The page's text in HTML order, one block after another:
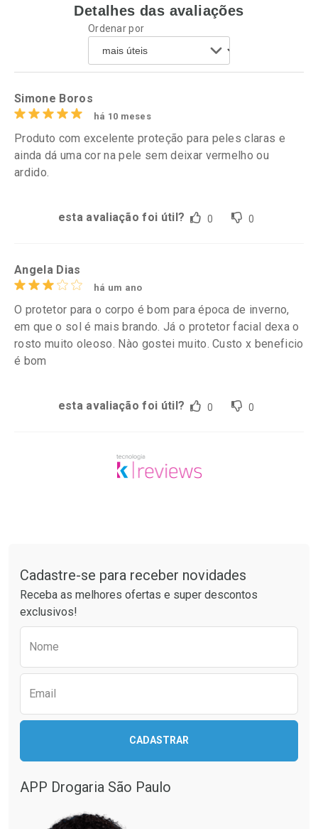
Ativar Desconto
Comprar sem Desconto
Por R$ 52,99/cada
Comprar sem Desconto
Ativar Desconto
Comprar sem Desconto
Por R$ 52,47/cada
Detalhes das avaliações
Ordenar por
Simone Boros
há 10 meses
Produto com excelente proteção para peles claras e
ainda dá uma cor na pele sem deixar vermelho ou
ardido.
esta avaliação foi útil? 0 0
Angela Dias
há um ano
O protetor para o corpo é bom para época de inverno,
em que o sol é mais brando. Já o protetor facial dexa o
rosto muito oleoso. Nào gostei muito. Custo x beneficio
é bom
esta avaliação foi útil? 0 0
Cadastre-se para receber novidades
Receba as melhores ofertas e super descontos
exclusivos!
Nome
Email
CADASTRAR
APP Drogaria São Paulo